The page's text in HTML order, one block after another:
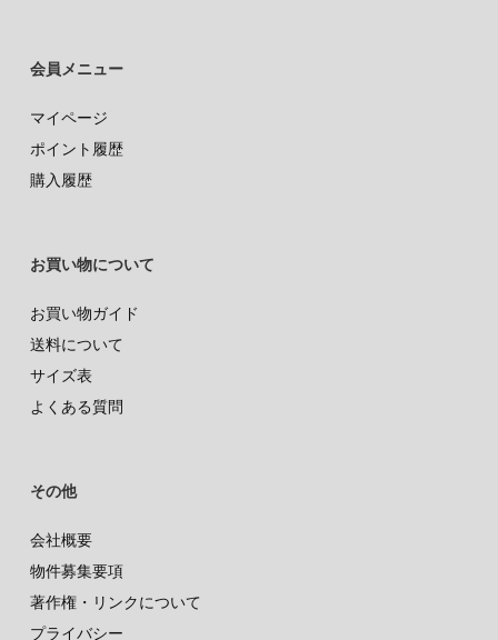
会員メニュー
マイページ
ポイント履歴
購入履歴
お買い物について
お買い物ガイド
送料について
サイズ表
よくある質問
その他
会社概要
物件募集要項
著作権・リンクについて
プライバシー